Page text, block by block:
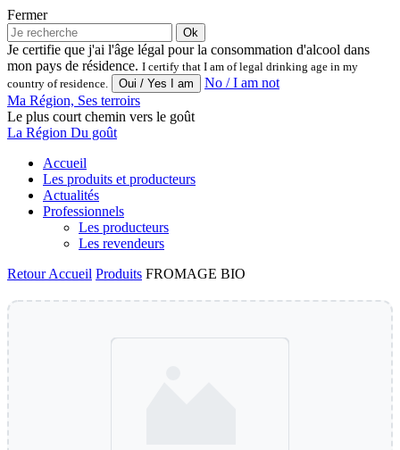
Fermer
Ok
Je certifie que j'ai l'âge légal pour la consommation d'alcool dans
mon pays de résidence. I certify that I am of legal drinking age in my
country of residence.
No / I am not
Ma Région, Ses terroirs
Le plus court chemin vers le goût
La Région Du goût
Accueil
Les produits et producteurs
Actualités
Professionnels
Les producteurs
Les revendeurs
RetourAccueil Produits FROMAGE BIO